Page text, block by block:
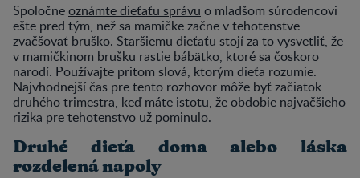
Spoločneoznámte dieťaťu správu o mladšom súrodencovi
ešte pred tým, než sa mamičke začne v tehotenstve
zväčšovať bruško. Staršiemu dieťaťu stojí za to vysvetliť, že
v mamičkinom brušku rastie bábätko, ktoré sa čoskoro
narodí. Používajte pritom slová, ktorým dieťa rozumie.
Najvhodnejší čas pre tento rozhovor môže byť začiatok
druhého trimestra, keď máte istotu, že obdobie najväčšieho
rizika pre tehotenstvo už pominulo.
Druhé dieťa doma alebo láska
rozdelená napoly